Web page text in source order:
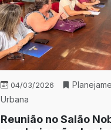
04/03/2026
Urbana
Reunião no Salão